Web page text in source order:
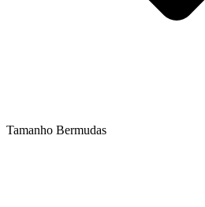
Tamanho Bermudas